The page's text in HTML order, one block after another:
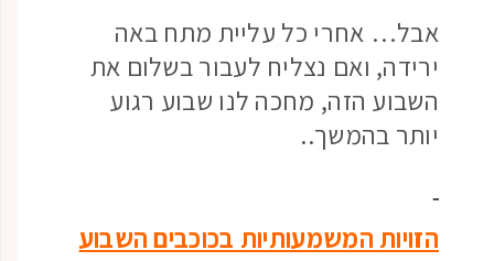
אבל… אחרי כל עליית מתח באה
ירידה, ואם נצליח לעבור בשלום את
השבוע הזה, מחכה לנו שבוע רגוע
יותר בהמשך..
הזויות המשמעותיות בכוכבים השבוע